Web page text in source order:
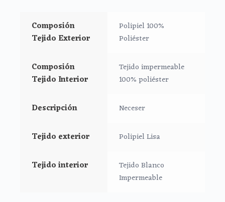
abrasivos y secado al natural.
Cierre con cremallera al tono del estampado.
organizadas en el interior.
Medidas Neceser:
15 cms Alto
10 cms de lomo
Composión
Tejido Exterior
Polipiel 100%
Poliéster
Composión
Tejido Interior
Tejido impermeable
100% poliéster
Descripción Neceser
Tejido exterior Polipiel Lisa
Tejido interior
Tejido Blanco
Impermeable